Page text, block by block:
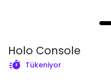
Holo Console
Tükeniyor